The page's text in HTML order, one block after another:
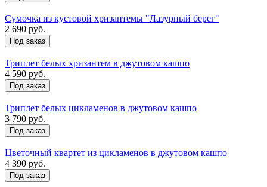
Сумочка из кустовой хризантемы "Лазурный берег"
2 690 руб.
Под заказ
Триплет белых хризантем в джутовом кашпо
4 590 руб.
Под заказ
Триплет белых цикламенов в джутовом кашпо
3 790 руб.
Под заказ
Цветочный квартет из цикламенов в джутовом кашпо
4 390 руб.
Под заказ